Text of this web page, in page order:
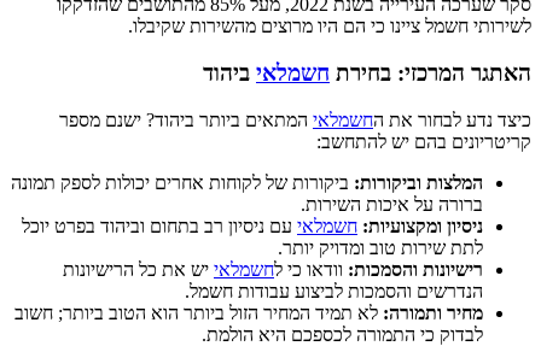
סקר שערכה העירייה בשנת 2022, מעל 85% מהתושבים שהזדקקו
לשירותי חשמל ציינו כי הם היו מרוצים מהשירות שקיבלו.
האתגר המרכזי: בחירת חשמלאי ביהוד
כיצד נדע לבחור את החשמלאי המתאים ביותר ביהוד? ישנם מספר
קריטריונים בהם יש להתחשב:
המלצות וביקורות: ביקורות של לקוחות אחרים יכולות לספק תמונה
ברורה על איכות השירות.
ניסיון ומקצועיות: חשמלאי עם ניסיון רב בתחום וביהוד בפרט יוכל
לתת שירות טוב ומדויק יותר.
רישיונות והסמכות: וודאו כי לחשמלאי יש את כל הרישיונות
הנדרשים והסמכות לביצוע עבודות חשמל.
מחיר ותמורה: לא תמיד המחיר הזול ביותר הוא הטוב ביותר; חשוב
לבדוק כי התמורה לכספכם היא הולמת.